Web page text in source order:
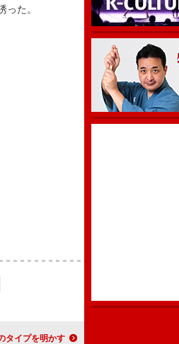
た。
れるものなら頼りたい…」理想のタイプを明かす